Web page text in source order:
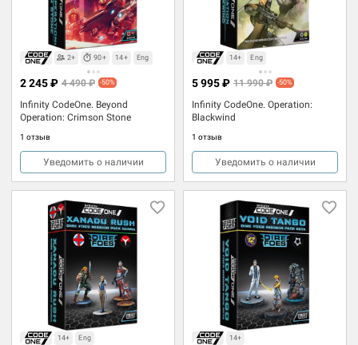
2+ 90+ 14+ Eng
Infinity CodeOne. Beyond
Operation: Crimson Stone
1 отзыв
2 245 ₽ 4 490 ₽ -50%
Уведомить о наличии
14+ Eng
Infinity CodeOne. Operation:
Blackwind
1 отзыв
5 995 ₽ 11 990 ₽ -50%
Уведомить о наличии
14+ Eng 14+